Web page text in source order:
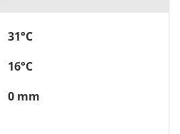
31°C
16°C
0 mm